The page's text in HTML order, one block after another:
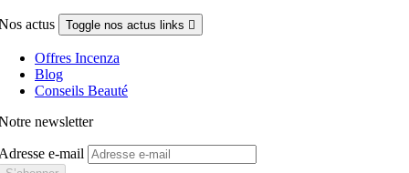
actus Toggle nos actus links 
Offres Incenza
Blog
Conseils Beauté
newsletter
e-mail